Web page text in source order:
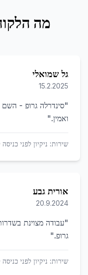
מה
גל שמואלי
15.2.2025
"סינדרלה גרופ -
ואמין."
שירות: ניקיון לפני
אורית גבע
20.9.2024
"עבודה מצוינת
גרופ."
שירות: ניקיון לפני